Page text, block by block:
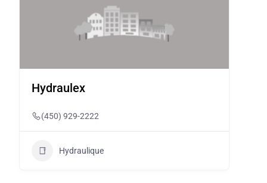
Hydraulex
(450) 929-2222
Hydraulique